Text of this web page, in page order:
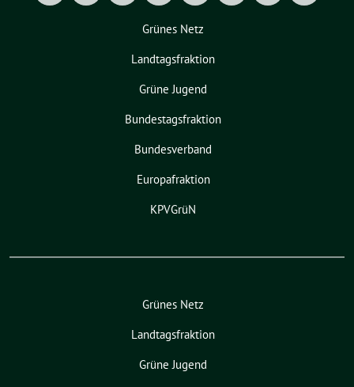
Grünes Netz
Landtagsfraktion
Grüne Jugend
Bundestagsfraktion
Bundesverband
Europafraktion
KPVGrüN
Grünes Netz
Landtagsfraktion
Grüne Jugend